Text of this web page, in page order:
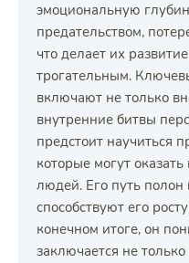
эмоциональную
предательством,
что делает их
трогательным.
включают не только
внутренние битвы
предстоит научиться
которые могут
людей. Его путь
способствуют его
конечном итоге, он
заключается не